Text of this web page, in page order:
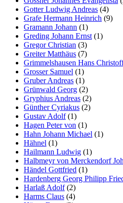
Gotter Ludwig Andreas (4)
Grafe Hermann Heinrich (9)
Gramann Johann (1)
Greding Johann Ernst(1)
Gregor Christian (3)
Greiter Matthäus (7)
Grimmelshausen Hans
Grosser Samuel (1)
Gruber Andreas (1)
Grünwald Georg (2)
Gryphius Andreas (2)
Günther Cyriakus (2)
Gustav Adolf(1)
Hagen Peter von (1)
Hahn Johann Michael (1)
Hähnel (1)
Hailmann Ludwig (1)
Halbmeyr von Merckendorf
Händel Gottfried (1)
Hardenberg Georg Philipp
Harlaß Adolf(2)
Harms Claus (4)